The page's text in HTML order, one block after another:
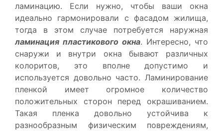
ламинацию. Если нужно, чтобы ваши окна
идеально гармонировали с фасадом жилища,
тогда в этом случае потребуется наружная
ламинация пластикового окна. Интересно, что
снаружи и внутри окна бывают различных
колоритов, это вполне допустимо и
используется довольно часто. Ламинирование
пленкой имеет огромное количество
положительных сторон перед окрашиванием.
Такая пленка довольно устойчива к
разнообразным физическим повреждениям,